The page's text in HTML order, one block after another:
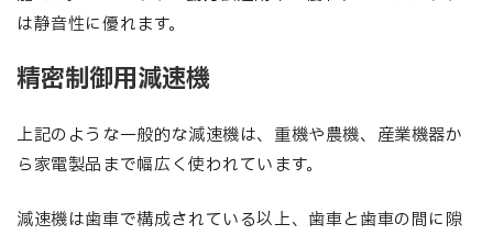
は静音性に優れます。
精密制御用減速機
上記のような一般的な減速機は、重機や農機、産業機器か
ら家電製品まで幅広く使われています。
減速機は歯車で構成されている以上、歯車と歯車の間に隙